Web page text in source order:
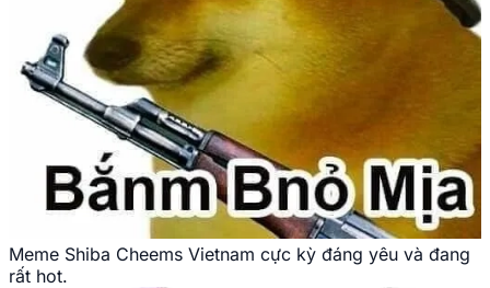
Meme Shiba Cheems Vietnam cực kỳ đáng yêu và đang
rất hot.